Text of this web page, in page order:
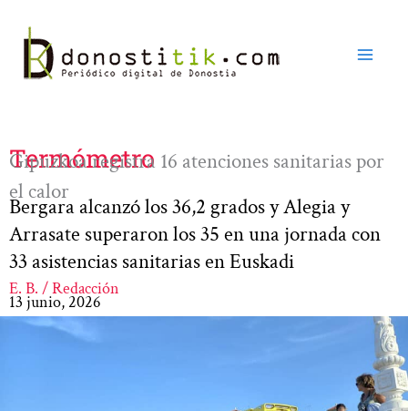
contenido
Termómetro
Gipuzkoa registra 16 atenciones sanitarias por
el calor
Bergara alcanzó los 36,2 grados y Alegia y
Arrasate superaron los 35 en una jornada con
33 asistencias sanitarias en Euskadi
E. B. / Redacción
13 junio, 2026